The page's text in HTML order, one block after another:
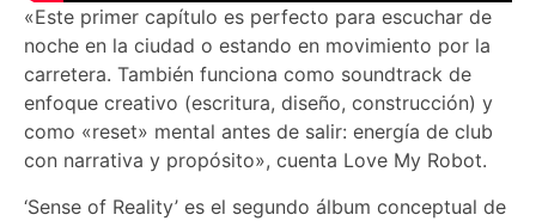
«Este primer capítulo es perfecto para escuchar de
noche en la ciudad o estando en movimiento por la
carretera. También funciona como soundtrack de
enfoque creativo (escritura, diseño, construcción) y
como «reset» mental antes de salir: energía de club
con narrativa y propósito», cuenta Love My Robot.
‘Sense of Reality’ es el segundo álbum conceptual de